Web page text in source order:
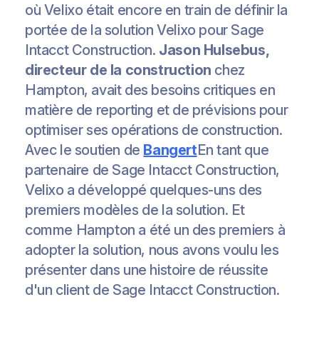
où Velixo était encore en train de définir la
portée de la solution Velixo pour Sage
Intacct Construction. Jason Hulsebus,
directeur de la construction chez
Hampton, avait des besoins critiques en
matière de reporting et de prévisions pour
optimiser ses opérations de construction.
Avec le soutien de BangertEn tant que
partenaire de Sage Intacct Construction,
Velixo a développé quelques-uns des
premiers modèles de la solution. Et
comme Hampton a été un des premiers à
adopter la solution, nous avons voulu les
présenter dans une histoire de réussite
d'un client de Sage Intacct Construction.